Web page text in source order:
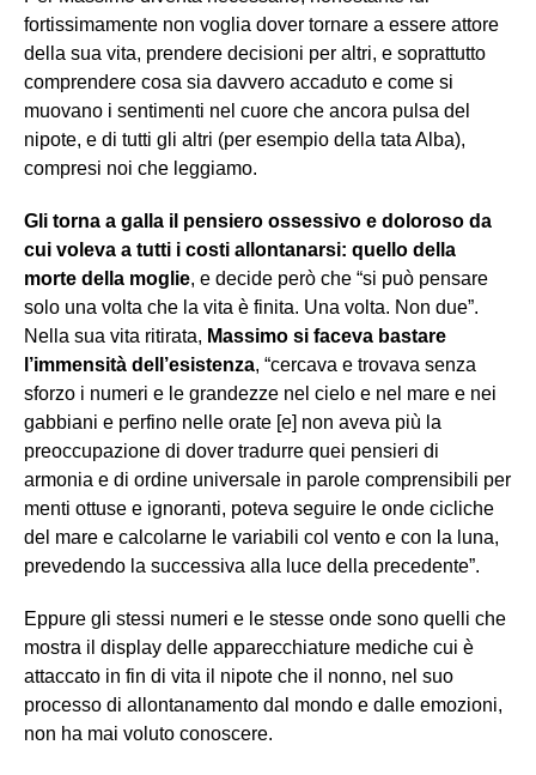
fortissimamente non voglia dover tornare a essere attore
della sua vita, prendere decisioni per altri, e soprattutto
comprendere cosa sia davvero accaduto e come si
muovano i sentimenti nel cuore che ancora pulsa del
nipote, e di tutti gli altri (per esempio della tata Alba),
compresi noi che leggiamo.
Gli torna a galla il pensiero ossessivo e doloroso da
cui voleva a tutti i costi allontanarsi: quello della
morte della moglie, e decide però che “si può pensare
solo una volta che la vita è finita. Una volta. Non due”.
Nella sua vita ritirata, Massimo si faceva bastare
l’immensità dell’esistenza, “cercava e trovava senza
sforzo i numeri e le grandezze nel cielo e nel mare e nei
gabbiani e perfino nelle orate [e] non aveva più la
preoccupazione di dover tradurre quei pensieri di
armonia e di ordine universale in parole comprensibili per
menti ottuse e ignoranti, poteva seguire le onde cicliche
del mare e calcolarne le variabili col vento e con la luna,
prevedendo la successiva alla luce della precedente”.
Eppure gli stessi numeri e le stesse onde sono quelli che
mostra il display delle apparecchiature mediche cui è
attaccato in fin di vita il nipote che il nonno, nel suo
processo di allontanamento dal mondo e dalle emozioni,
non ha mai voluto conoscere.